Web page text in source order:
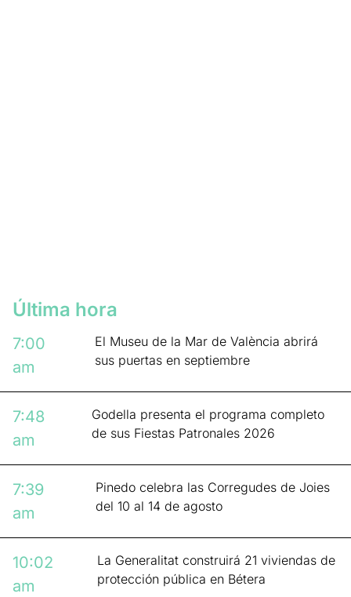
Última hora
7:00
am
El Museu de la Mar de València abrirá
sus puertas en septiembre
7:48
am
Godella presenta el programa completo
de sus Fiestas Patronales 2026
7:39
am
Pinedo celebra las Corregudes de Joies
del 10 al 14 de agosto
10:02
am
La Generalitat construirá 21 viviendas de
protección pública en Bétera